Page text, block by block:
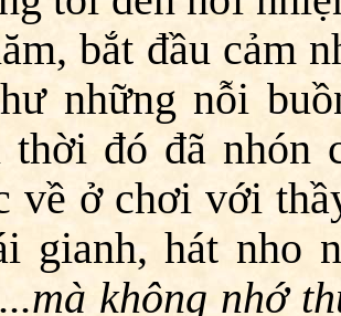
bắt đầu cảm
những nỗi
thời đó đã nhón
về ở chơi với
gianh, hát nho
không nhớ